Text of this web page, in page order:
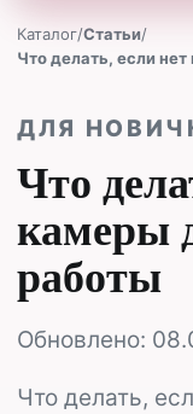
Каталог/Статьи/
Что делать, если
ДЛЯ
Что
камеры
работы
Обновлено:
Что делать,